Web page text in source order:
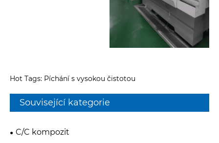
Hot Tags: Píchání s vysokou čistotou
Související kategorie
C/C kompozit